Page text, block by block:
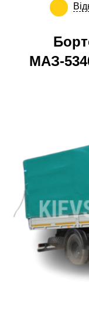
Контактні
МАЗ-